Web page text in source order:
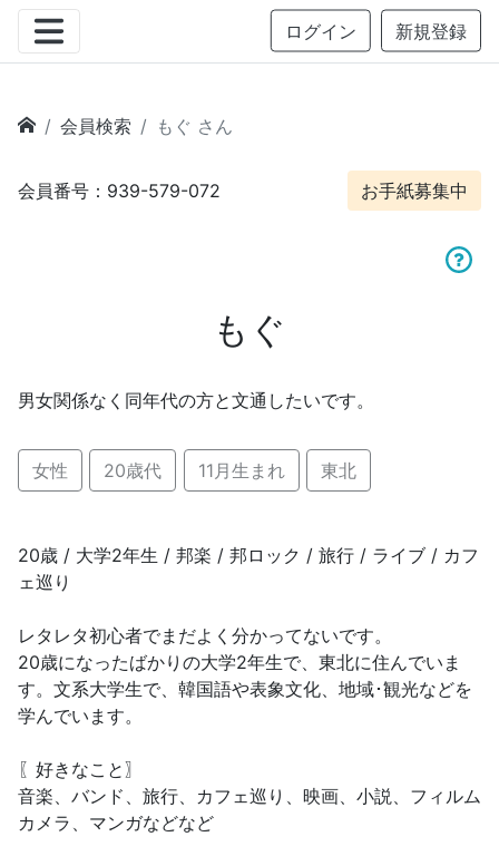
ログイン 新規登録
会員検索 もぐ さん
会員番号：939-579-072 お手紙募集中
もぐ
男女関係なく同年代の方と文通したいです。
女性 20歳代 11月生まれ 東北
20歳 / 大学2年生 / 邦楽 / 邦ロック / 旅行 / ライブ / カフ
ェ巡り
レタレタ初心者でまだよく分かってないです。
20歳になったばかりの大学2年生で、東北に住んでいま
す。文系大学生で、韓国語や表象文化、地域･観光などを
学んでいます。
〖好きなこと〗
音楽、バンド、旅行、カフェ巡り、映画、小説、フィルム
カメラ、マンガなどなど